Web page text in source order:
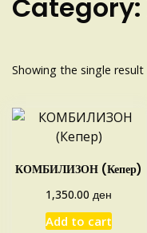
Category:
Showing the single result
КОМБИЛИЗОН (Кепер)
1,350.00ден
Add to cart